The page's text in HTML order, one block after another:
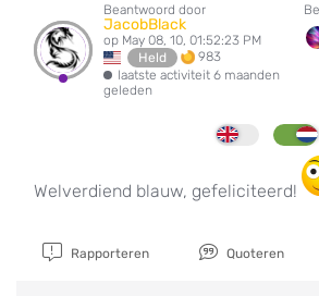
Beantwoord door
JacobBlack
op May 08, 10, 01:52:23 PM
Held
983
laatste activiteit 6 maanden
geleden
Welverdiend blauw, gefeliciteerd!
Rapporteren Quoteren